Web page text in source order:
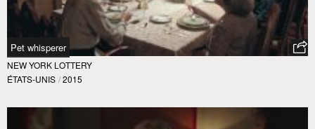
Pet whisperer
NEW YORK LOTTERY
ÉTATS-UNIS / 2015